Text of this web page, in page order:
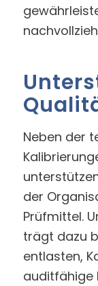
Neben der
der
Prüfmittel.
trägt dazu
entlasten,
auditfähige